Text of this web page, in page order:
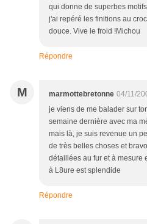
qui donne de superbes
j'ai repéré les finitions au
douce. Vive le froid !Michou
Répondre
M marmottebretonne 04/11/
je viens de me balader sur
semaine dernière avec ma
mais là, je suis revenue un
de très belles choses et
détaillées au fur et à mesure
à L8ure est splendide
Répondre